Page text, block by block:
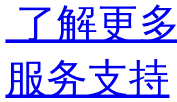
了解更多
服务支持